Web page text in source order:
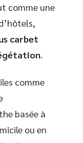
comme une
carbet
.
comme
basée à
ou en